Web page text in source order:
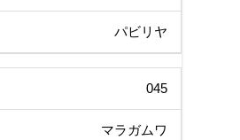
パビリヤ
045
マラガムワ